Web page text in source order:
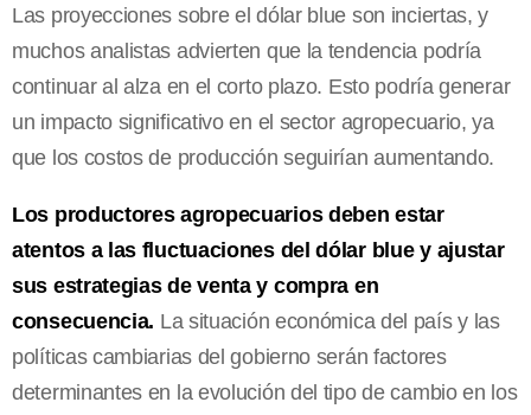
Las proyecciones sobre el dólar blue son inciertas, y
muchos analistas advierten que la tendencia podría
continuar al alza en el corto plazo. Esto podría generar
un impacto significativo en el sector agropecuario, ya
que los costos de producción seguirían aumentando.
Los productores agropecuarios deben estar
atentos a las fluctuaciones del dólar blue y ajustar
sus estrategias de venta y compra en
consecuencia. La situación económica del país y las
políticas cambiarias del gobierno serán factores
determinantes en la evolución del tipo de cambio en los